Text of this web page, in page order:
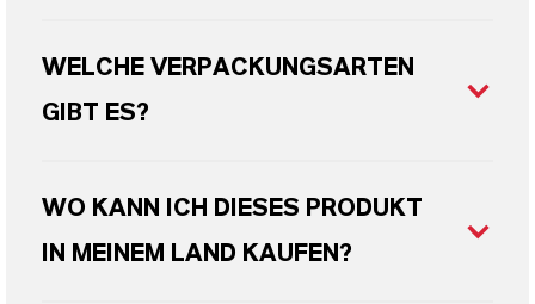
WELCHE VERPACKUNGSARTEN
GIBT ES?
WO KANN ICH DIESES PRODUKT
IN MEINEM LAND KAUFEN?